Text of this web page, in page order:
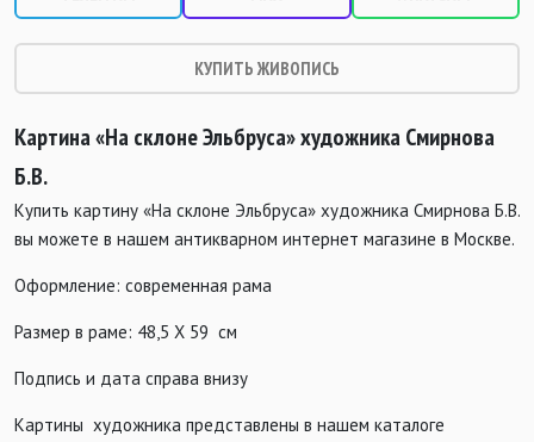
КУПИТЬ ЖИВОПИСЬ
Картина «На склоне Эльбруса» художника Смирнова
Б.В.
Купить картину «На склоне Эльбруса» художника Смирнова Б.В.
вы можете в нашем антикварном интернет магазине в Москве.
Оформление: современная рама
Размер в раме: 48,5 Х 59 см
Подпись и дата справа внизу
Картины художника представлены в нашем каталоге